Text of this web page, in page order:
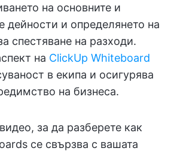
на основните и
дейности и определянето на
спестяване на разходи.
на ClickUp Whiteboard
в екипа и осигурява
на бизнеса.
за да разберете как
се свързва с вашата